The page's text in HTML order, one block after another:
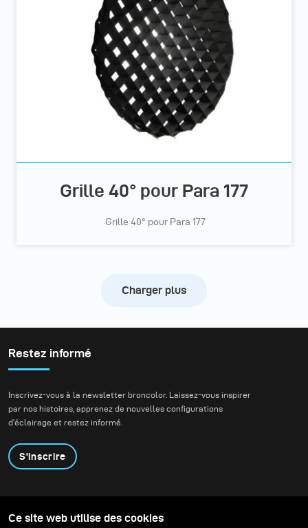
Grille 40° pour Para 177
Grille 40° pour Para 177
Charger plus
Restez informé
Inscrivez-vous à la newsletter broncolor. Laissez-vous inspirer
par nos histoires, apprenez de nouvelles configurations
d'éclairage et restez informé.
S'inscrire
Contactez-nous
Technologies
Ce site web utilise des cookies